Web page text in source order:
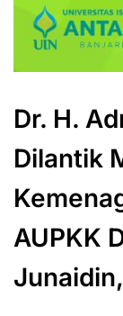
Dr. H.
Dilantik
AUPKK